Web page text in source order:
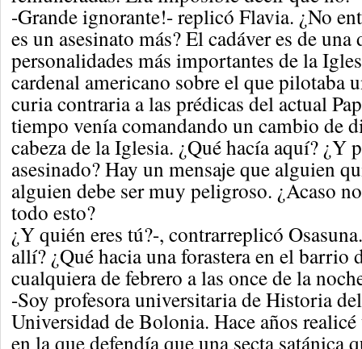
-Grande ignorante!- replicó Flavia. ¿No
es un asesinato más? El cadáver es de una
personalidades más importantes de la
cardenal americano sobre el que pilotaba
curia contraria a las prédicas del actual
tiempo venía comandando un cambio de
cabeza de la Iglesia. ¿Qué hacía aquí? ¿Y
asesinado? Hay un mensaje que alguien
alguien debe ser muy peligroso. ¿Acaso
todo esto?
¿Y quién eres tú?-, contrarreplicó
allí? ¿Qué hacia una forastera en el barrio
cualquiera de febrero a las once de la
-Soy profesora universitaria de Historia
Universidad de Bolonia. Hace años
en la que defendía que una secta satánica